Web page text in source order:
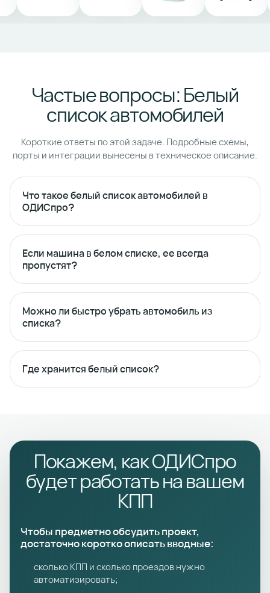
Частые вопросы: Белый
список автомобилей
Короткие ответы по этой задаче. Подробные схемы,
порты и интеграции вынесены в техническое описание.
Что такое белый список автомобилей в
ОДИСпро?
Если машина в белом списке, ее всегда
пропустят?
Можно ли быстро убрать автомобиль из
списка?
Где хранится белый список?
Покажем, как ОДИСпро
будет работать на вашем
КПП
Чтобы предметно обсудить проект,
достаточно коротко описать вводные:
сколько КПП и сколько проездов нужно
автоматизировать;